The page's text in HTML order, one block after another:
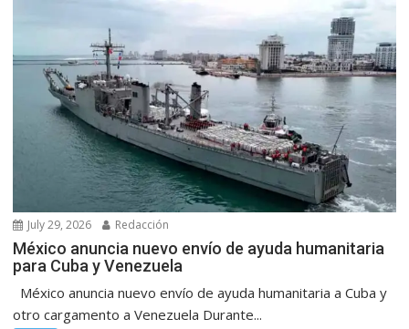
July 29, 2026 Redacción
México anuncia nuevo envío de ayuda humanitaria
para Cuba y Venezuela
México anuncia nuevo envío de ayuda humanitaria a Cuba y
otro cargamento a Venezuela Durante...